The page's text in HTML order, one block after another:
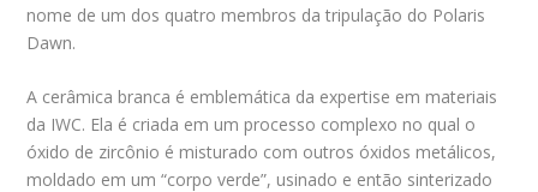
nome de um dos quatro membros da tripulação do Polaris
Dawn.
A cerâmica branca é emblemática da expertise em materiais
da IWC. Ela é criada em um processo complexo no qual o
óxido de zircônio é misturado com outros óxidos metálicos,
moldado em um “corpo verde”, usinado e então sinterizado